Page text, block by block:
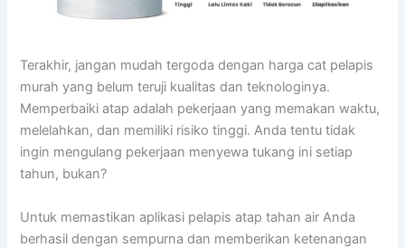
Terakhir, jangan mudah tergoda dengan harga cat pelapis
murah yang belum teruji kualitas dan teknologinya.
Memperbaiki atap adalah pekerjaan yang memakan waktu,
melelahkan, dan memiliki risiko tinggi. Anda tentu tidak
ingin mengulang pekerjaan menyewa tukang ini setiap
tahun, bukan?
Untuk memastikan aplikasi pelapis atap tahan air Anda
berhasil dengan sempurna dan memberikan ketenangan